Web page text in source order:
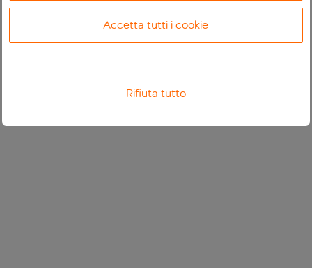
Accetta tutti i cookie
Rifiuta tutto